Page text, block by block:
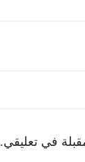
في تعليقي.